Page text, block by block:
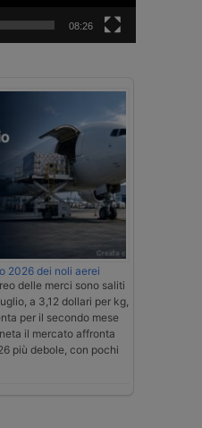
08:26
2026 dei noli aerei
delle merci sono saliti
a 3,12 dollari per kg,
per il secondo mese
il mercato affronta
più debole, con pochi